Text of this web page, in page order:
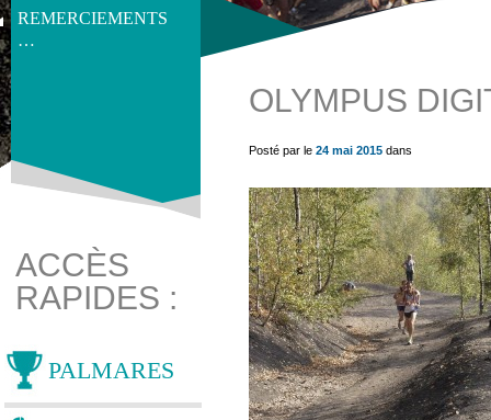
REMERCIEMENTS
…
get_post_meta(get_the_ID(), 'thumb', true) ?>
ACCÈS
RAPIDES :
PALMARES
OLYMPUS
Posté par le 24 mai 2015 dans